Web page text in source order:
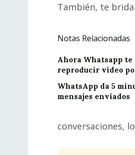
También, te
Notas Relacionadas
Ahora Whatsapp
reproducir video
WhatsApp da 5
mensajes enviados
conversaciones,